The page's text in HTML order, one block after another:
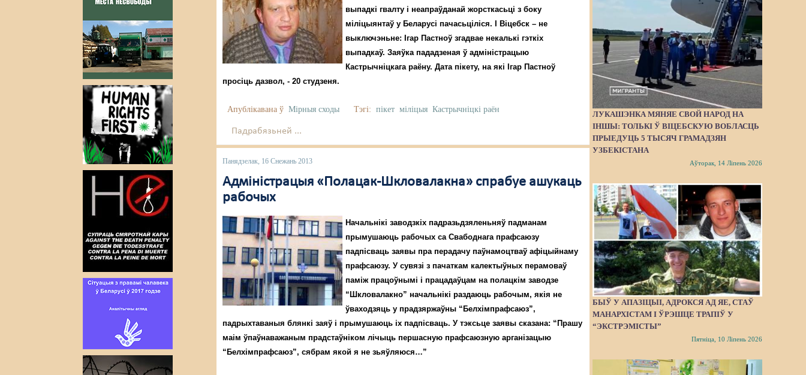
выпадкі гвалту і неапраўданай жорсткасьці з боку
міліцыянтаў у Беларусі пачасьціліся. І Віцебск – не
выключэньне: Ігар Пастноў згадвае некалькі гэткіх
выпадкаў. Заяўка пададзеная ў адміністрацыю
Кастрычніцкага раёну. Дата пікету, на які Ігар Пастноў
просіць дазвол, - 20 студзеня.
Апублікавана ў Мірныя сходы Тэгі: пікет міліцыя Кастрычніцкі раён
Падрабязьней ...
Панядзелак, 16 Снежань 2013
Адміністрацыя «Полацак-Шкловалакна» спрабуе ашукаць
рабочых
Начальнікі заводзкіх падразьдзяленьняў падманам
прымушаюць рабочых са Свабоднага прафсаюзу
падпісваць заявы пра перадачу паўнамоцтваў афіцыйнаму
прафсаюзу. У сувязі з пачаткам калектыўных перамоваў
паміж працоўнымі і працадаўцам на полацкім заводзе
“Шкловалакно” начальнікі раздаюць рабочым, якія не
ўваходзяць у прадзяржаўны “Белхімпрафсаюз”,
падрыхтаваныя блянкі заяў і прымушаюць іх падпісваць. У тэксьце заявы сказана: “Прашу
маім ўпаўнаважаным прадстаўніком лічыць першасную прафсаюзную арганізацыю
“Белхімпрафсаюз”, сябрам якой я не зьяўляюся…”
ЛУКАШЭНКА МЯНЯЕ СВОЙ НАРОД НА
ІНШЫ: ТОЛЬКІ Ў ВІЦЕБСКУЮ ВОБЛАСЦЬ
ПРЫЕДУЦЬ 5 ТЫСЯЧ ГРАМАДЗЯН
УЗБЕКІСТАНА
Аўторак, 14 Ліпень 2026
БЫЎ У АПАЗІЦЫІ, АДРОКСЯ АД ЯЕ, СТАЎ
МАНАРХІСТАМ І ЎРЭШЦЕ ТРАПІЎ У
“ЭКСТРЭМІСТЫ”
Пятніца, 10 Ліпень 2026